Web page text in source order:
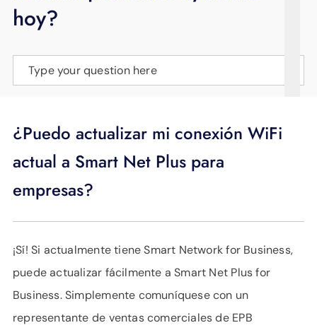
APOYO
hoy?
Type your question here
¿Puedo actualizar mi conexión WiFi
actual a Smart Net Plus para
empresas?
¡Sí! Si actualmente tiene Smart Network for Business,
puede actualizar fácilmente a Smart Net Plus for
Business. Simplemente comuníquese con un
representante de ventas comerciales de EPB